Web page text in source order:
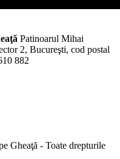
Patinoarul Mihai
2, Bucureşti, cod postal
882
Gheaţă - Toate drepturile